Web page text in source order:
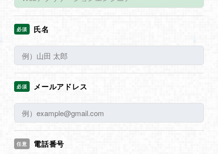
必須 氏名
必須 メールアドレス
任意 電話番号